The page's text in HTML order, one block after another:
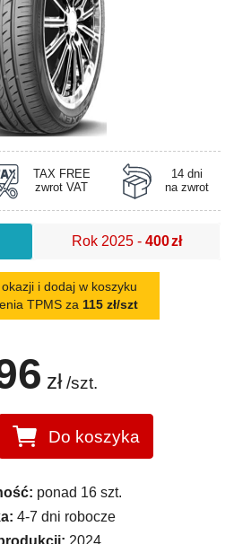
TAX FREE
zwrot VAT
14 dni
na zwrot
Rok 2025 -400zł
i dodaj w koszyku
TPMS za 115 zł/szt
zł /szt.
Do koszyka
ponad 16 szt.
4-7 dni robocze